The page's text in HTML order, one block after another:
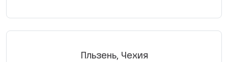
Пльзень, Чехия